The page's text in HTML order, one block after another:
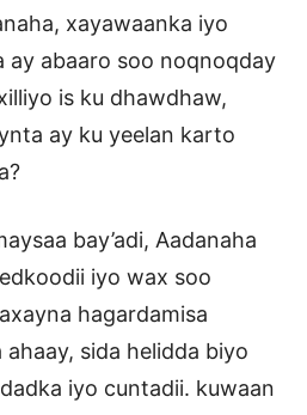
xayawaanka iyo
ay abaaro soo noqnoqday
is ku dhawdhaw,
ay ku yeelan karto
bay’adi, Aadanaha
iyo wax soo
hagardamisa
ahaay, sida helidda biyo
iyo cuntadii. kuwaan